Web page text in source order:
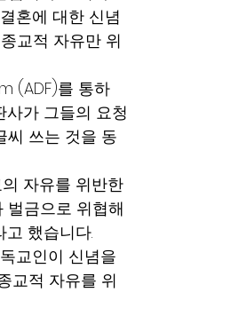
혼에 대한 신념
교적 자유만 위
(ADF)를 통하
가 그들의 요청
씨 쓰는 것을 동
자유를 위반한
벌금으로 위협해
했습니다.
교인이 신념을
교적 자유를 위